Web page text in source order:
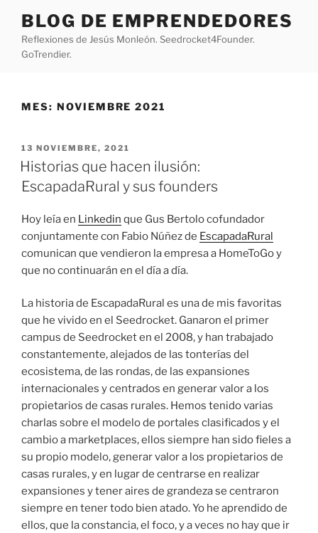
contenido
BLOG DE EMPRENDEDORES
Reflexiones de Jesús Monleón. Seedrocket4Founder.
GoTrendier.
MES: NOVIEMBRE 2021
PUBLICADO
EL
13 NOVIEMBRE, 2021
Historias que hacen ilusión:
EscapadaRural y sus founders
Hoy leía en Linkedin que Gus Bertolo cofundador
conjuntamente con Fabio Núñez de EscapadaRural
comunican que vendieron la empresa a HomeToGo y
que no continuarán en el día a día.
La historia de EscapadaRural es una de mis favoritas
que he vivido en el Seedrocket. Ganaron el primer
campus de Seedrocket en el 2008, y han trabajado
constantemente, alejados de las tonterías del
ecosistema, de las rondas, de las expansiones
internacionales y centrados en generar valor a los
propietarios de casas rurales. Hemos tenido varias
charlas sobre el modelo de portales clasificados y el
cambio a marketplaces, ellos siempre han sido fieles a
su propio modelo, generar valor a los propietarios de
casas rurales, y en lugar de centrarse en realizar
expansiones y tener aires de grandeza se centraron
siempre en tener todo bien atado. Yo he aprendido de
ellos, que la constancia, el foco, y a veces no hay que ir